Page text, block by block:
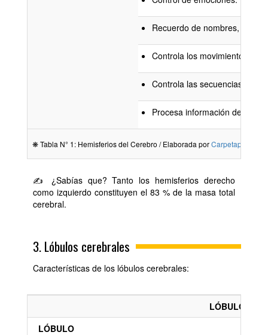
Recuerdo de nombres,
Controla los movimientos del
Controla las secuencias
Procesa información de
❋ Tabla N° 1: Hemisferios del Cerebro / Elaborada por
✍ ¿Sabías que? Tanto los hemisferios derecho
como izquierdo constituyen el 83 % de la masa total
cerebral.
3. Lóbulos cerebrales
Características de los lóbulos cerebrales:
LÓBULOS
LÓBULO